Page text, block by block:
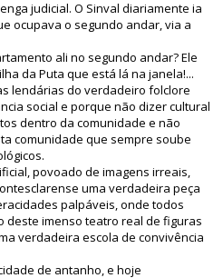
judicial. O Sinval diariamente ia
ocupava o segundo andar, via a
ali no segundo andar? Ele
da Puta que está lá na janela!...
lendárias do verdadeiro folclore
social e porque não dizer cultural
dentro da comunidade e não
comunidade que sempre soube
povoado de imagens irreais,
uma verdadeira peça
palpáveis, onde todos
deste imenso teatro real de figuras
verdadeira escola de convivência
de antanho, e hoje